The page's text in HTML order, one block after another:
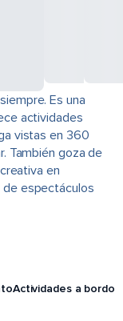
Es una
actividades
vistas en 360
También goza de
en
de espectáculos
Actividades a bordo